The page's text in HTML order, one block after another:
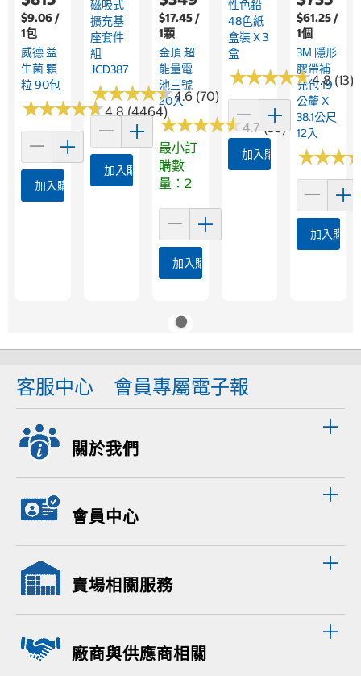
$9.06 /
1包
威德 益
生菌 顆
粒 90包
★★★★★
★★★★★4.8 (4464)
加入購物車
磁吸式
擴充基
座套件
組
JCD387
★★★★★
★★★★★4.6 (70)
加入購物車
$17.45 /
1顆
金頂 超
能量電
池三號
20入
★★★★★
★★★★★4.7 (55)
最小訂
購數
量：2
加入購物車
性色鉛
48色紙
盒裝 X 3
盒
★★★★★
★★★★★4.8 (13)
加入購物車
$61.25 /
1個
3M 隱形
膠帶補
充包 19
公釐 X
38.1公尺
12入
★★★
★★★
加入購物
客服中心 會員專屬電子報
關於我們
會員中心
賣場相關服務
廠商與供應商相關